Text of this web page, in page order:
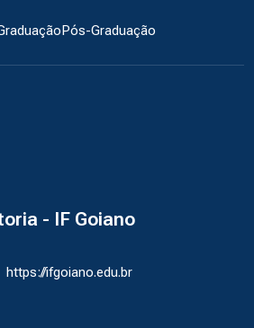
Pós-Graduação
- IF Goiano
https://ifgoiano.edu.br